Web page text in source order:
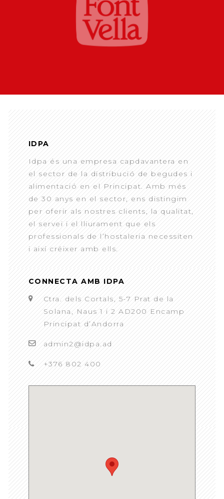
IDPA
Idpa és una empresa capdavantera en
el sector de la distribució de begudes i
alimentació en el Principat. Amb més
de 30 anys en el sector, ens distingim
per oferir als nostres clients, la qualitat,
el servei i el lliurament que els
professionals de l’hostaleria necessiten
i així créixer amb ells.
CONNECTA AMB IDPA
Ctra. dels Cortals, 5-7 Prat de la
Solana, Naus 1 i 2 AD200 Encamp
Principat d’Andorra
admin2@idpa.ad
+376 802 400